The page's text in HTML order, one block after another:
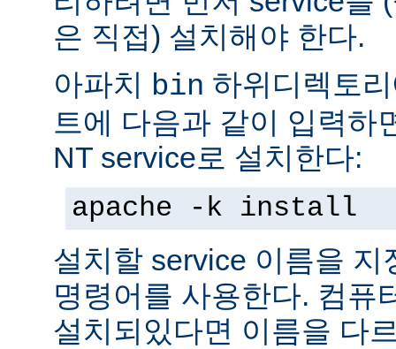
은 직접) 설치해야 한다.
아파치 bin 하위디렉토
트에 다음과 같이 입력하
NT service로 설치한다:
apache -k install
설치할 service 이름을 지
명령어를 사용한다. 컴퓨
설치되있다면 이름을 다